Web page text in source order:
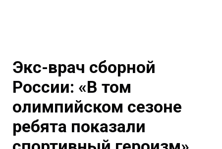
Экс-врач сборной
России: «В том
олимпийском сезоне
ребята показали